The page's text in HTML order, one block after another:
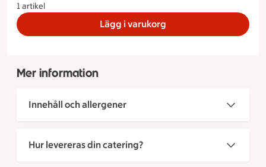
1 artikel
Lägg i varukorg
Mer information
Innehåll och allergener
Hur levereras din catering?